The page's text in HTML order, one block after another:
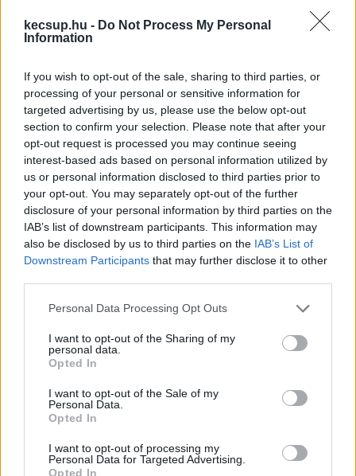
kecsup.hu - Do Not Process My Personal
Information
If you wish to opt-out of the sale, sharing to third parties, or
processing of your personal or sensitive information for
targeted advertising by us, please use the below opt-out
section to confirm your selection. Please note that after your
opt-out request is processed you may continue seeing
interest-based ads based on personal information utilized by
us or personal information disclosed to third parties prior to
your opt-out. You may separately opt-out of the further
disclosure of your personal information by third parties on the
IAB’s list of downstream participants. This information may
also be disclosed by us to third parties on the IAB’s List of
Downstream Participants that may further disclose it to other
Please note that this website/app uses one or more Google
not limited to your visit or usage behaviour. You may click to
grant or deny consent to Google and its third-party tags to
use your data for below specified purposes in below Google
consent section.
Personal Data Processing Opt Outs
I want to opt-out of the Sharing of my
personal data.
Opted In
I want to opt-out of the Sale of my
Personal Data.
Opted In
I want to opt-out of processing my
Personal Data for Targeted Advertising.
Opted In
ellátott feladatok szempontjából is releváns
szempont”.
De mit is csinál egy minőségirányítási vezetői? A
feladatkör összetettségét jól tükrözi a Kik-For
által Csőszi Attilának megküldött munkaköri
leírás. Eszerint a minőségirányítási vezetői
kockázatkezelő koordinátornak – helytelenül
írtuk, utólag javítva. – a szerk.) olyan feladatokat
kell ellátnia, mint az ERP (vállalatirányítási)
rendszer adatainak felülvizsgálata és
fejlesztésének szakmai támogatása, a
folyamatmenedzsment, az ingatlanvagyon-
gazdálkodás hatékonyságnövelése, valamint az
üzleti folyamatok felmérése és fejlesztési
specifikációk készítése a programozók számára.
Minimális elvárások milliárdos portfólió felett
Különös ellentmondás látszik a feladat és a
pályázati kiírás között: a Kik-For Kft.